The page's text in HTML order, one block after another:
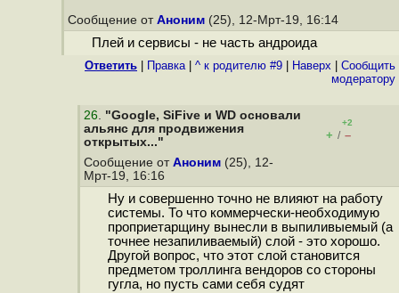
Сообщение от Аноним (25), 12-Мрт-19, 16:14
Плей и сервисы - не часть андроида
Ответить Правка| ^ к родителю #9 Наверх
Cообщить
модератору
26. "Google, SiFive и WD основали
альянс для продвижения
открытых..."
+2
+ / –
Сообщение от Аноним (25), 12-
Мрт-19, 16:16
Ну и совершенно точно не влияют на работу
системы. То что коммерчески-необходимую
проприетарщину вынесли в выпиливыемый (а
точнее незапиливаемый) слой - это хорошо.
Другой вопрос, что этот слой становится
предметом троллинга вендоров со стороны
гугла, но пусть сами себя судят